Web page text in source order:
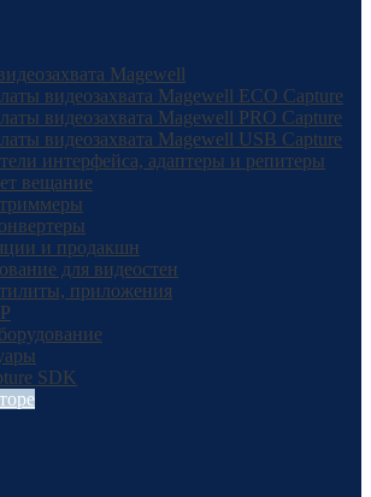
Magewell
видеозахвата Magewell ECO Capture
видеозахвата Magewell PRO Capture
видеозахвата Magewell USB Capture
интерфейса, адаптеры и репитеры
вещание
и продакшн
для видеостен
приложения
SDK